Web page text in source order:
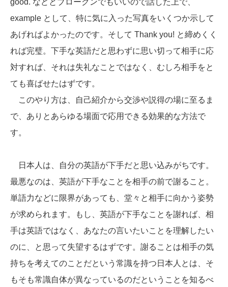
example として、特に気に入った写真をいくつか示して
あげればよかったのです。そして Thank you! と締めくく
れば完璧。下手な英語だと思わずに思い切って相手に応
対すれば、それは失礼なことではなく、むしろ相手をと
ても喜ばせたはずです。
このやり方は、自己紹介から交渉や説得の場に至るま
で、ありとあらゆる場面で応用できる効果的な方法で
す。
日本人は、自分の英語が下手だと思い込みがちです。
最悪なのは、英語が下手なことを相手の前で謝ること。
単語力などに限界があっても、堂々と相手に向かう姿勢
が求められます。もし、英語が下手なことを謝れば、相
手は英語ではなく、あなたの言いたいことを理解したい
のに、と思って失望するはずです。謝ることは相手の気
持ちを考えてのことだという常識を持つ日本人とは、そ
もそも常識自体が異なっているのだということを知るべ